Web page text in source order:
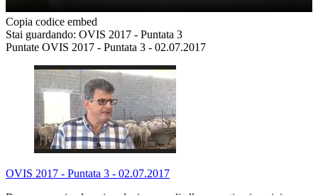
Copia codice embed
Stai guardando: OVIS 2017 - Puntata 3
Puntate OVIS 2017 - Puntata 3 - 02.07.2017
OVIS 2017 - Puntata 3 - 02.07.2017